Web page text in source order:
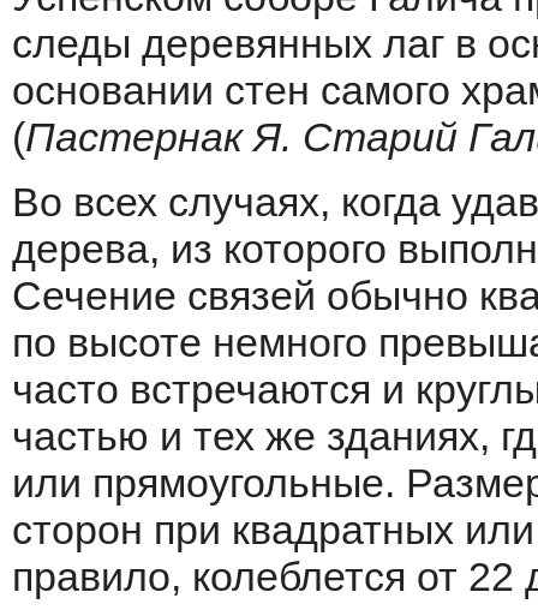
следы деревянных лаг в
основании стен самого
(Пастернак Я. Старий
Во всех случаях, когда
дерева, из которого
Сечение связей обычно
по высоте немного
часто встречаются и
частью и тех же зданиях,
или прямоугольные.
сторон при квадратных
правило, колеблется от